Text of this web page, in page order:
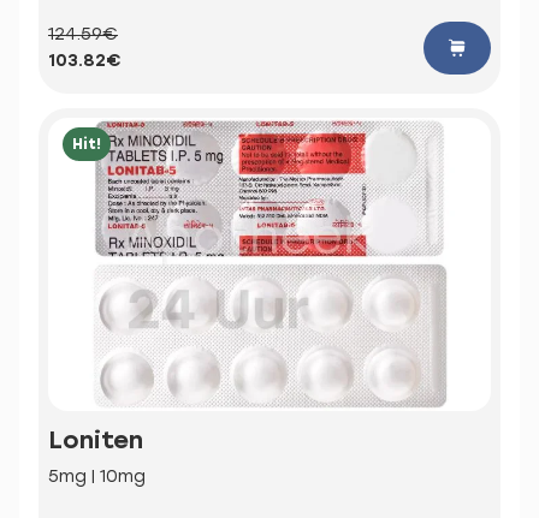
124.59€
103.82€
Hit!
Loniten
5mg | 10mg